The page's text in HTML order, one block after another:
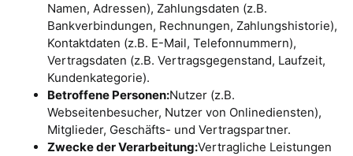
Namen, Adressen), Zahlungsdaten (z.B.
Bankverbindungen, Rechnungen, Zahlungshistorie),
Kontaktdaten (z.B. E-Mail, Telefonnummern),
Vertragsdaten (z.B. Vertragsgegenstand, Laufzeit,
Kundenkategorie).
Betroffene Personen:Nutzer (z.B.
Webseitenbesucher, Nutzer von Onlinediensten),
Mitglieder, Geschäfts- und Vertragspartner.
Zwecke der Verarbeitung:Vertragliche Leistungen